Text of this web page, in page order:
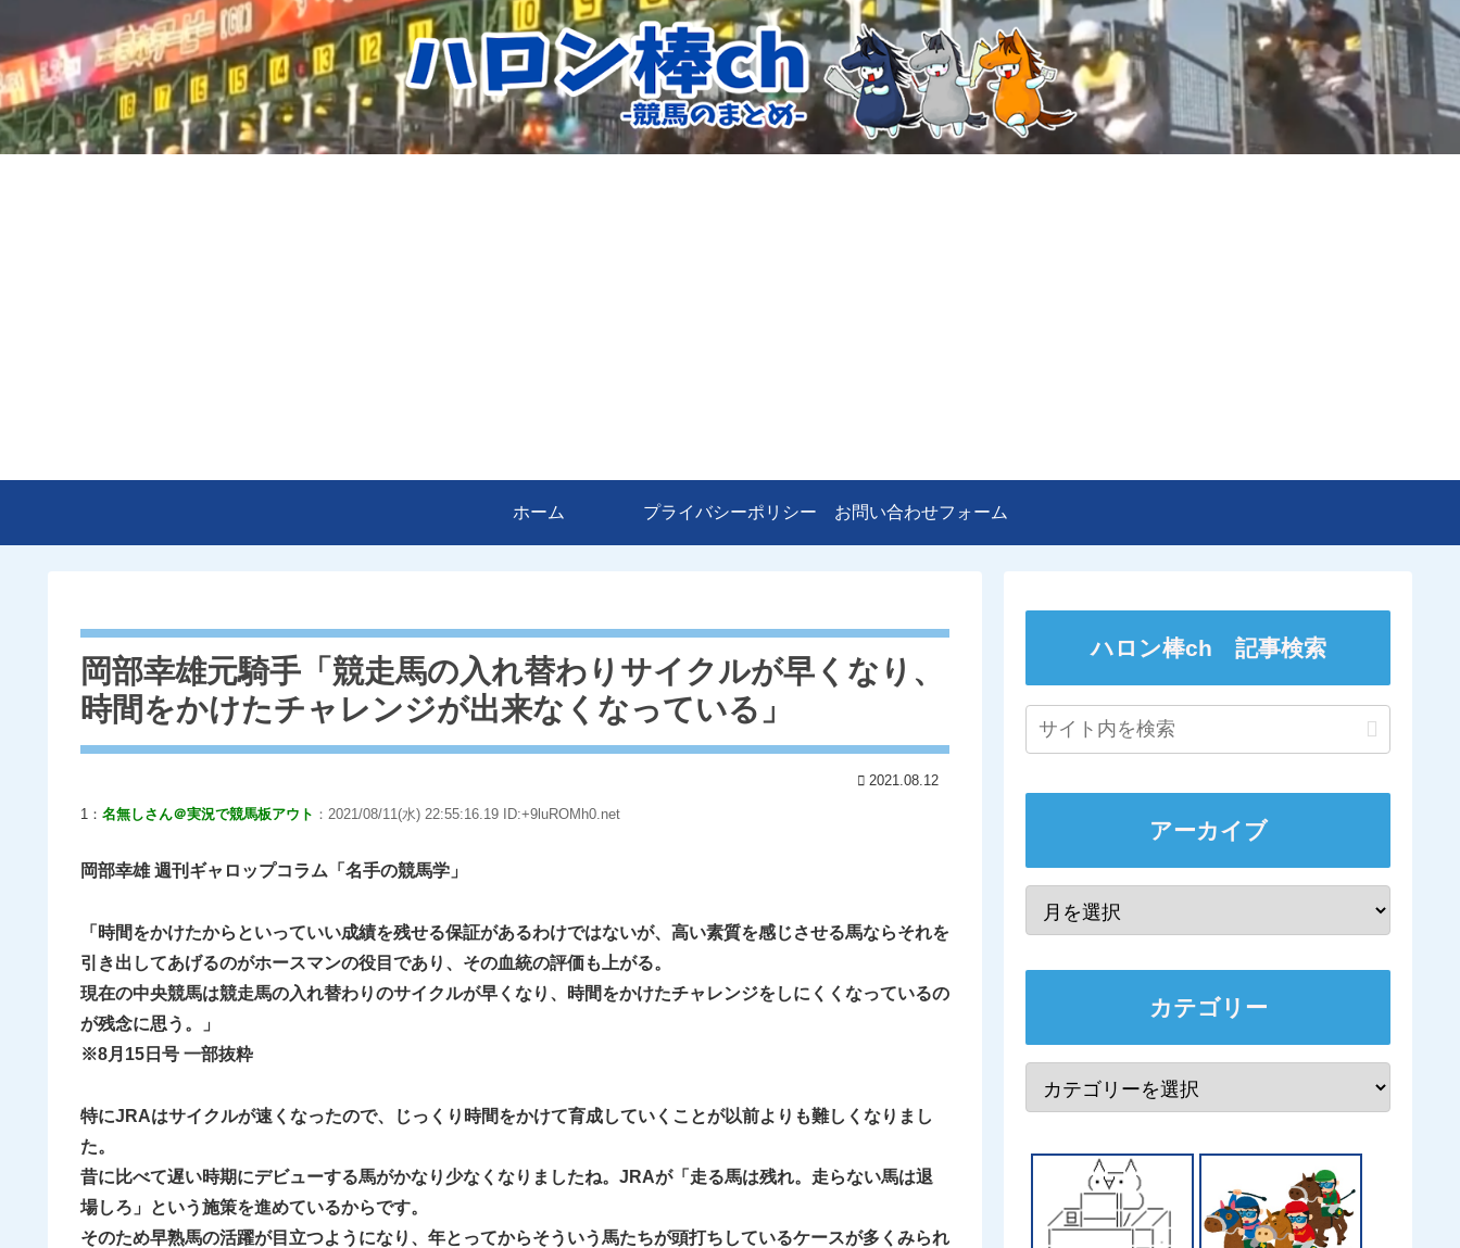
ホーム プライバシーポリシー お問い合わせフォーム
岡部幸雄元騎手「競走馬の入れ替わりサイクルが早くなり、
時間をかけたチャレンジが出来なくなっている」
2021.08.12
1： 名無しさん＠実況で競馬板アウト ：2021/08/11(水) 22:55:16.19 ID:+9luROMh0.net
岡部幸雄 週刊ギャロップコラム「名手の競馬学」
「時間をかけたからといっていい成績を残せる保証があるわけではないが、高い素質を感じさせる馬ならそれを
引き出してあげるのがホースマンの役目であり、その血統の評価も上がる。
現在の中央競馬は競走馬の入れ替わりのサイクルが早くなり、時間をかけたチャレンジをしにくくなっているの
が残念に思う。」
※8月15日号 一部抜粋
特にJRAはサイクルが速くなったので、じっくり時間をかけて育成していくことが以前よりも難しくなりまし
た。
昔に比べて遅い時期にデビューする馬がかなり少なくなりましたね。JRAが「走る馬は残れ。走らない馬は退
場しろ」という施策を進めているからです。
そのため早熟馬の活躍が目立つようになり、年とってからそういう馬たちが頭打ちしているケースが多くみられ
ハロン棒ch 記事検索
アーカイブ
カテゴリー